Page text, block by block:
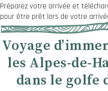
Préparez votre arrivée et
pour être prêt lors de votre
Voyage
les Alpes-de-
dans le golfe